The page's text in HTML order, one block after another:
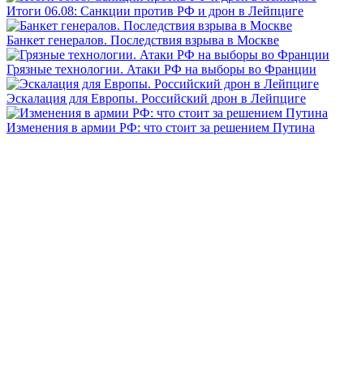
Итоги 06.08: Санкции против РФ и дрон в Лейпциге
Банкет генералов. Последствия взрыва в Москве
Грязные технологии. Атаки РФ на выборы во Франции
Эскалация для Европы. Российский дрон в Лейпциге
Изменения в армии РФ: что стоит за решением Путина